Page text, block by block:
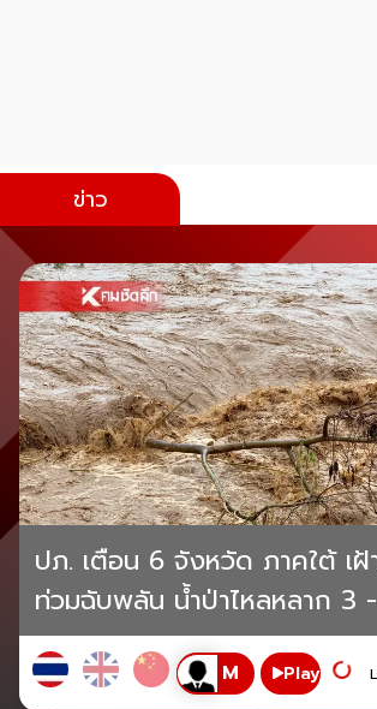
ข่าว
ปภ. เตือน 6 จังหวัด ภาคใต้ เฝ้
ท่วมฉับพลัน น้ำป่าไหลหลาก 3
Play